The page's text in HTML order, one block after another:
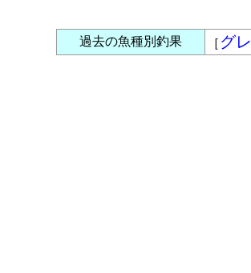
過去の魚種別釣果 ［ グレ